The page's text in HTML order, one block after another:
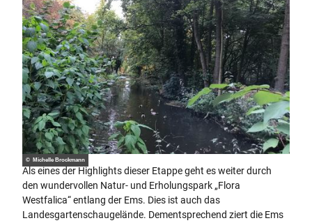
© Michelle Brockmann
Als eines der Highlights dieser Etappe geht es weiter durch
den wundervollen Natur- und Erholungspark „Flora
Westfalica“ entlang der Ems. Dies ist auch das
Landesgartenschaugelände. Dementsprechend ziert die Ems